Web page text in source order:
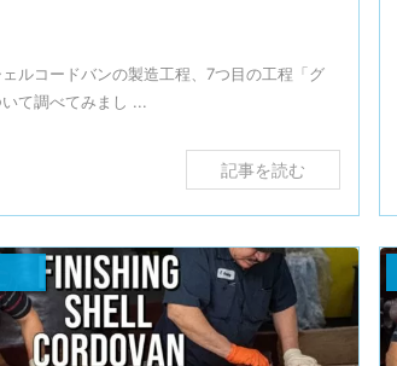
ルコードバンの製造工程、7つ目の工程「グ
て調べてみまし ...
記事を読む